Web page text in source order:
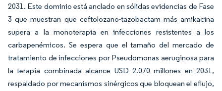
2031. Este dominio está anclado en sólidas evidencias de Fase
3 que muestran que ceftolozano-tazobactam más amikacina
supera a la monoterapia en infecciones resistentes a los
carbapenémicos. Se espera que el tamaño del mercado de
tratamiento de infecciones por Pseudomonas aeruginosa para
la terapia combinada alcance USD 2.070 millones en 2031,
respaldado por mecanismos sinérgicos que bloquean el eflujo,